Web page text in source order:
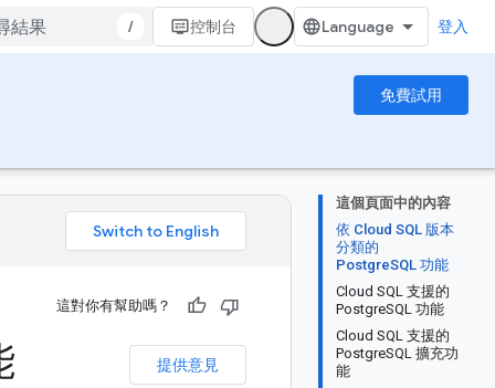
/ 控制台 登入
免費試用
這個頁面中的內容
依 Cloud SQL 版本
分類的
PostgreSQL 功能
Cloud SQL 支援的
PostgreSQL 功能
Cloud SQL 支援的
PostgreSQL 擴充功
能
這對你有幫助嗎？
提供意見